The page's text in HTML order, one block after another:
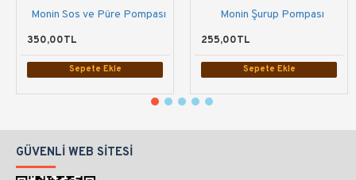
Monin Sos ve Püre Pompası
350,00TL
Sepete Ekle
Monin Şurup Pompası
255,00TL
Sepete Ekle
GÜVENLI WEB SITESI